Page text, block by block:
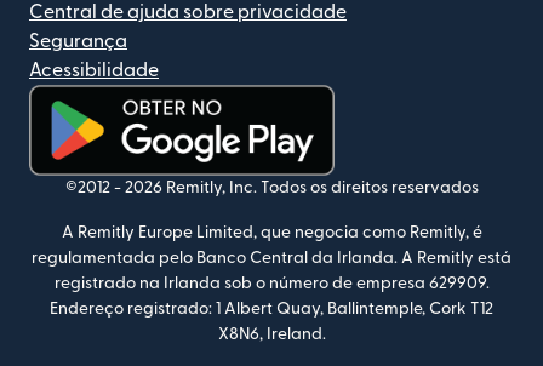
Central de ajuda sobre privacidade
Segurança
Acessibilidade
(abre em uma nova janela)
©2012 - 2026 Remitly, Inc. Todos os direitos reservados
A Remitly Europe Limited, que negocia como Remitly, é
regulamentada pelo Banco Central da Irlanda. A Remitly está
registrado na Irlanda sob o número de empresa 629909.
Endereço registrado: 1 Albert Quay, Ballintemple, Cork T12
X8N6, Ireland.